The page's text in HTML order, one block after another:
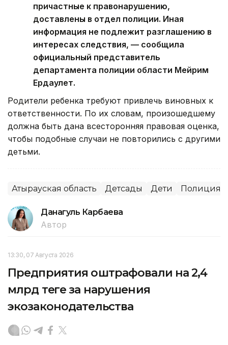
причастные к правонарушению,
доставлены в отдел полиции. Иная
информация не подлежит разглашению в
интересах следствия, — сообщила
официальный представитель
департамента полиции области Мейрим
Ердаулет.
Родители ребенка требуют привлечь виновных к
ответственности. По их словам, произошедшему
должна быть дана всесторонняя правовая оценка,
чтобы подобные случаи не повторились с другими
детьми.
Атырауская область Детсады Дети Полиция
Данагуль Карбаева
Автор
13:30, 07 Августа 2026
Предприятия оштрафовали на 2,4
млрд теңге за нарушения
экозаконодательства